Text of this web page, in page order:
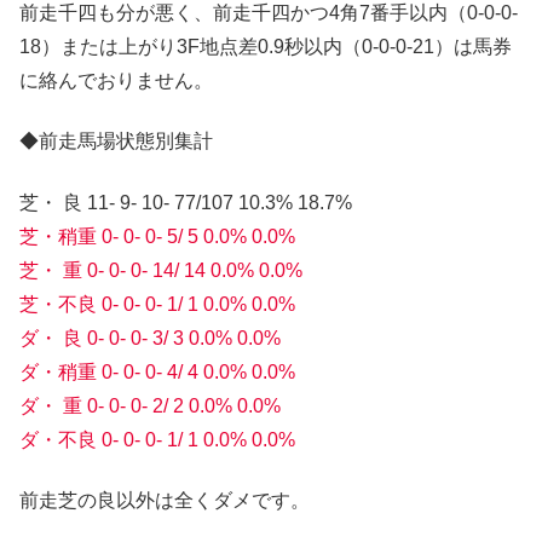
前走千四も分が悪く、前走千四かつ4角7番手以内（0-0-0-
18）または上がり3F地点差0.9秒以内（0-0-0-21）は馬券
に絡んでおりません。
◆前走馬場状態別集計
芝・ 良 11- 9- 10- 77/107 10.3% 18.7%
芝・稍重 0- 0- 0- 5/ 5 0.0% 0.0%
芝・ 重 0- 0- 0- 14/ 14 0.0% 0.0%
芝・不良 0- 0- 0- 1/ 1 0.0% 0.0%
ダ・ 良 0- 0- 0- 3/ 3 0.0% 0.0%
ダ・稍重 0- 0- 0- 4/ 4 0.0% 0.0%
ダ・ 重 0- 0- 0- 2/ 2 0.0% 0.0%
ダ・不良 0- 0- 0- 1/ 1 0.0% 0.0%
前走芝の良以外は全くダメです。